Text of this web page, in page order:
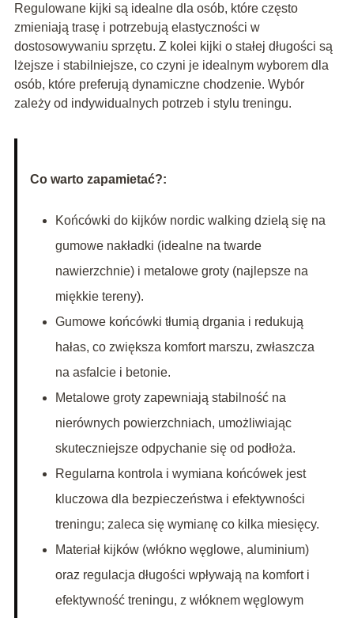
Regulowane kijki są idealne dla osób, które często
zmieniają trasę i potrzebują elastyczności w
dostosowywaniu sprzętu. Z kolei kijki o stałej długości są
lżejsze i stabilniejsze, co czyni je idealnym wyborem dla
osób, które preferują dynamiczne chodzenie. Wybór
zależy od indywidualnych potrzeb i stylu treningu.
Co warto zapamietać?:
Końcówki do kijków nordic walking dzielą się na
gumowe nakładki (idealne na twarde
nawierzchnie) i metalowe groty (najlepsze na
miękkie tereny).
Gumowe końcówki tłumią drgania i redukują
hałas, co zwiększa komfort marszu, zwłaszcza
na asfalcie i betonie.
Metalowe groty zapewniają stabilność na
nierównych powierzchniach, umożliwiając
skuteczniejsze odpychanie się od podłoża.
Regularna kontrola i wymiana końcówek jest
kluczowa dla bezpieczeństwa i efektywności
treningu; zaleca się wymianę co kilka miesięcy.
Materiał kijków (włókno węglowe, aluminium)
oraz regulacja długości wpływają na komfort i
efektywność treningu, z włóknem węglowym